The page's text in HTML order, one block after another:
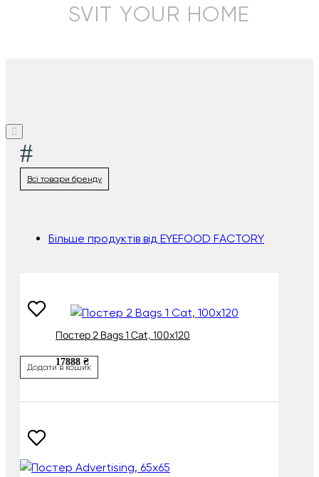
SVIT YOUR HOME
#
Всі товари бренду
Більше продуктів від EYEFOOD FACTORY
Постер 2 Bags 1 Cat, 100х120
17888 ₴
Додати в кошик